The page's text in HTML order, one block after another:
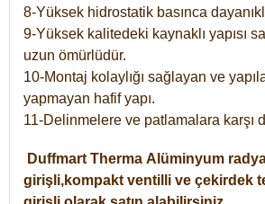
8-Yüksek hidrostatik basınca
9-Yüksek kalitedeki kaynaklı yapısı
uzun ömürlüdür.
10-Montaj kolaylığı sağlayan ve
yapmayan hafif yapı.
11-Delinmelere ve patlamalara karşı
Duffmart Therma Alüminyum
girişli,kompakt ventilli ve çekirdek